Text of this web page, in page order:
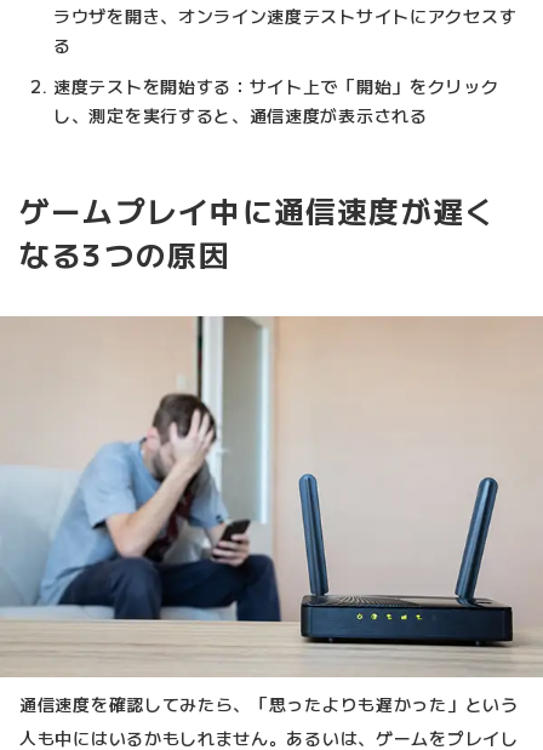
ラウザを開き、オンライン速度テストサイトにアクセスす
る
速度テストを開始する：サイト上で「開始」をクリック
し、測定を実行すると、通信速度が表示される
ゲームプレイ中に通信速度が遅く
なる3つの原因
通信速度を確認してみたら、「思ったよりも遅かった」という
人も中にはいるかもしれません。あるいは、ゲームをプレイし